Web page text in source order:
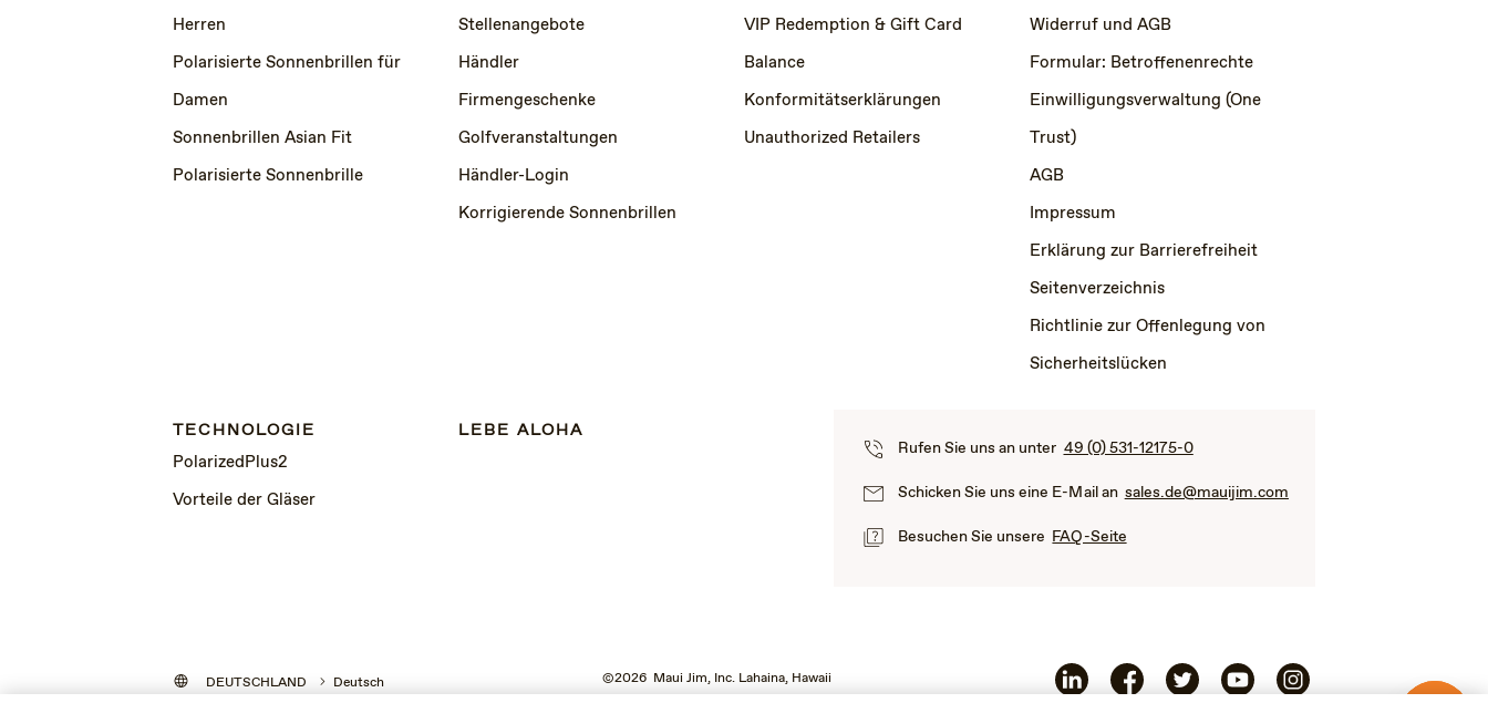
Herren
Polarisierte Sonnenbrillen für
Damen
Sonnenbrillen Asian Fit
Polarisierte Sonnenbrille
Stellenangebote
Händler
Firmengeschenke
Golfveranstaltungen
Händler-Login
Korrigierende Sonnenbrillen
VIP Redemption & Gift Card
Balance
Konformitätserklärungen
Unauthorized Retailers
Widerruf und AGB
Formular: Betroffenenrechte
Einwilligungsverwaltung (One
Trust)
AGB
Impressum
Erklärung zur Barrierefreiheit
Seitenverzeichnis
Richtlinie zur Offenlegung von
Sicherheitslücken
TECHNOLOGIE
PolarizedPlus2
Vorteile der Gläser
LEBE ALOHA
Rufen Sie uns an unter 49 (0) 531-12175-0
Schicken Sie uns eine E-Mail an sales.de@mauijim.com
Besuchen Sie unsere FAQ-Seite
DEUTSCHLAND Deutsch ©2026 Maui Jim, Inc. Lahaina, Hawaii